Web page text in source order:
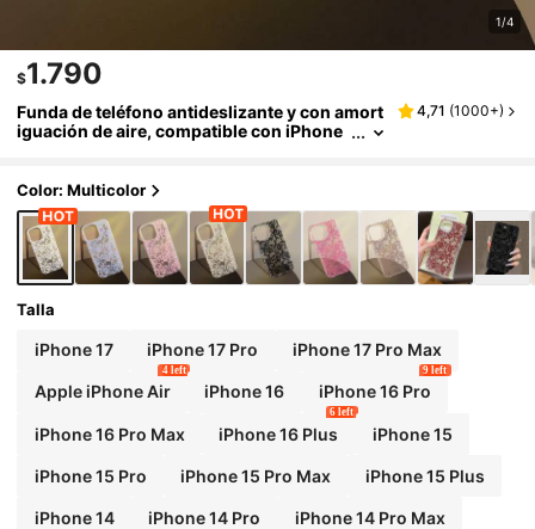
1/4
$1.790
Funda de teléfono antideslizante y con amort
iguación de aire, compatible con iPhone
e boda, fiesta, cumpleaños o aniversario
4,71 (1000+)
Color: Multicolor
Talla
iPhone 17 iPhone 17 Pro iPhone 17 Pro Max
Apple iPhone Air
4 left
iPhone 16 iPhone 16 Pro
9 left
iPhone 16 Pro Max iPhone 16 Plus
6 left
iPhone 15
iPhone 15 Pro iPhone 15 Pro Max iPhone 15 Plus
iPhone 14 iPhone 14 Pro iPhone 14 Pro Max